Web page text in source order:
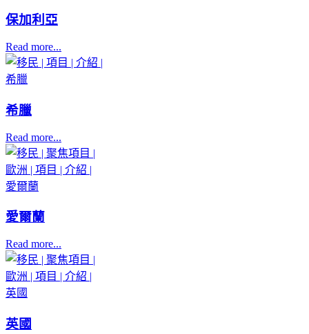
保加利亞
Read more...
希臘
Read more...
愛爾蘭
Read more...
英國